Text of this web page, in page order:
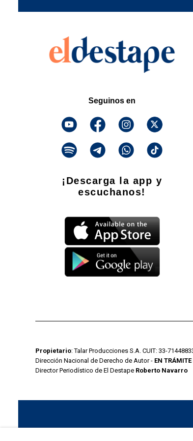
Seguinos en
¡Descarga la app y
escuchanos!
Propietario: Talar Producciones S.A. CUIT: 33-
Dirección Nacional de Derecho de Autor - EN TRÁMITE
Director Periodístico de El Destape Roberto Navarro